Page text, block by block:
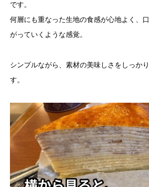
です。
何層にも重なった生地の食感が心地よく、
がっていくような感覚。
シンプルながら、素材の美味しさをしっか
す。